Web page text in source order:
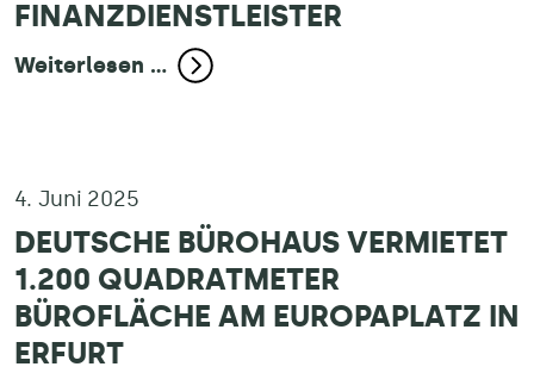
FINANZDIENSTLEISTER
Weiterlesen ...
4. Juni 2025
DEUTSCHE BÜROHAUS VERMIETET
1.200 QUADRATMETER
BÜROFLÄCHE AM EUROPAPLATZ IN
ERFURT